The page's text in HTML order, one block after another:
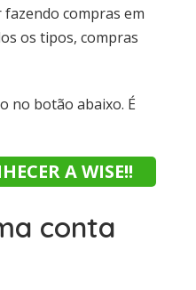
compras em
os tipos, compras
no botão abaixo. É
A WISE!!
conta